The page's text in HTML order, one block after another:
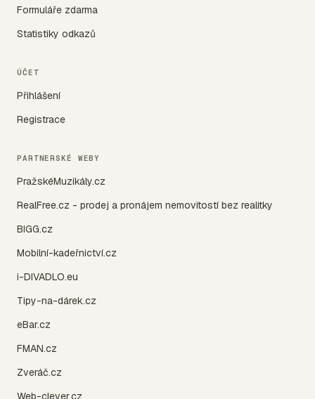
Formuláře zdarma
Statistiky odkazů
ÚČET
Přihlášení
Registrace
PARTNERSKÉ WEBY
PražskéMuzikály.cz
RealFree.cz - prodej a pronájem nemovitostí bez realitky
BIGG.cz
Mobilní-kadeřnictví.cz
i-DIVADLO.eu
Tipy-na-dárek.cz
eBar.cz
FMAN.cz
Zveráč.cz
Web-clever.cz